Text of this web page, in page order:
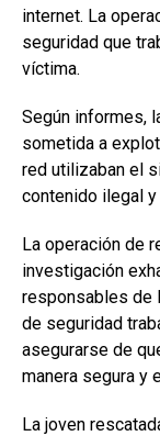
internet. La
seguridad que
víctima.
Según informes,
sometida a
red utilizaban el
contenido ilegal
La operación de
investigación
responsables de
de seguridad
asegurarse de
manera segura y
La joven